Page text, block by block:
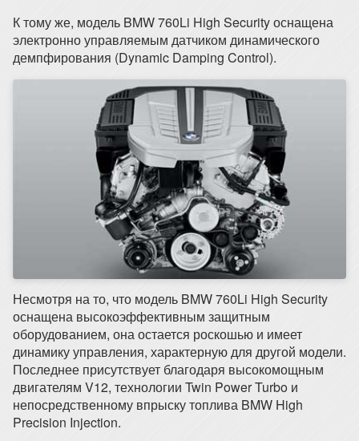
К тому же, модель BMW 760Li High Security оснащена
электронно управляемым датчиком динамического
демпфирования (Dynamic Damping Control).
Несмотря на то, что модель BMW 760Li High Security
оснащена высокоэффективным защитным
оборудованием, она остается роскошью и имеет
динамику управления, характерную для другой модели.
Последнее присутствует благодаря высокомощным
двигателям V12, технологии Twin Power Turbo и
непосредственному впрыску топлива BMW High
Precision Injection.